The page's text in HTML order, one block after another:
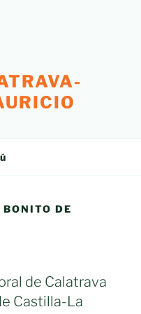
DE
de Calatrava
Castilla-La